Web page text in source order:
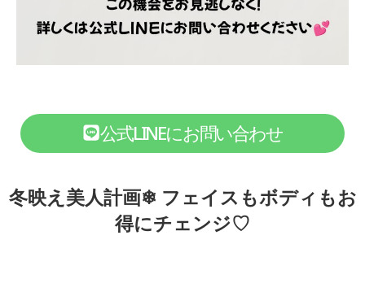
公式LINEにお問い合わせ
冬映え美人計画❄ フェイスもボディもお
得にチェンジ♡